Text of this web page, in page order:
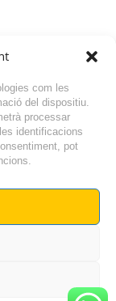
com les
del dispositiu.
processar
identificacions
pot
DE PRIVACITAT